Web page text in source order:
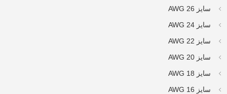
سایز AWG 26
سایز AWG 24
سایز AWG 22
سایز AWG 20
سایز AWG 18
سایز AWG 16